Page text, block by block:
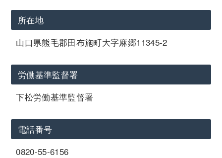
所在地
山口県熊毛郡田布施町大字麻郷11345-2
労働基準監督署
下松労働基準監督署
電話番号
0820-55-6156